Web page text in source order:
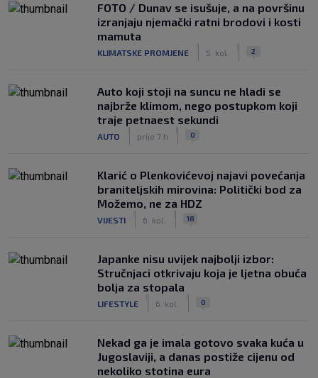
FOTO / Dunav se isušuje, a na površinu
izranjaju njemački ratni brodovi i kosti
mamuta
KLIMATSKE PROMJENE 5. kol. 2
Auto koji stoji na suncu ne hladi se
najbrže klimom, nego postupkom koji
traje petnaest sekundi
AUTO prije 7 h 0
Klarić o Plenkovićevoj najavi povećanja
braniteljskih mirovina: Politički bod za
Možemo, ne za HDZ
VIJESTI 6. kol. 18
Japanke nisu uvijek najbolji izbor:
Stručnjaci otkrivaju koja je ljetna obuća
bolja za stopala
LIFESTYLE 6. kol. 0
Nekad ga je imala gotovo svaka kuća u
Jugoslaviji, a danas postiže cijenu od
nekoliko stotina eura